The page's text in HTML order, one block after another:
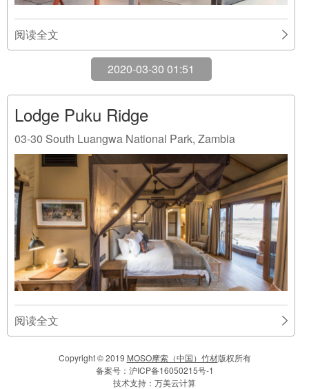
阅读全文
2020-03-30 01:51
Lodge Puku Ridge
03-30 South Luangwa National Park, Zambia
阅读全文
Copyright © 2019 MOSO摩索（中国）竹材版权所有
备案号： 沪ICP备16050215号-1
技术支持： 万美云计算